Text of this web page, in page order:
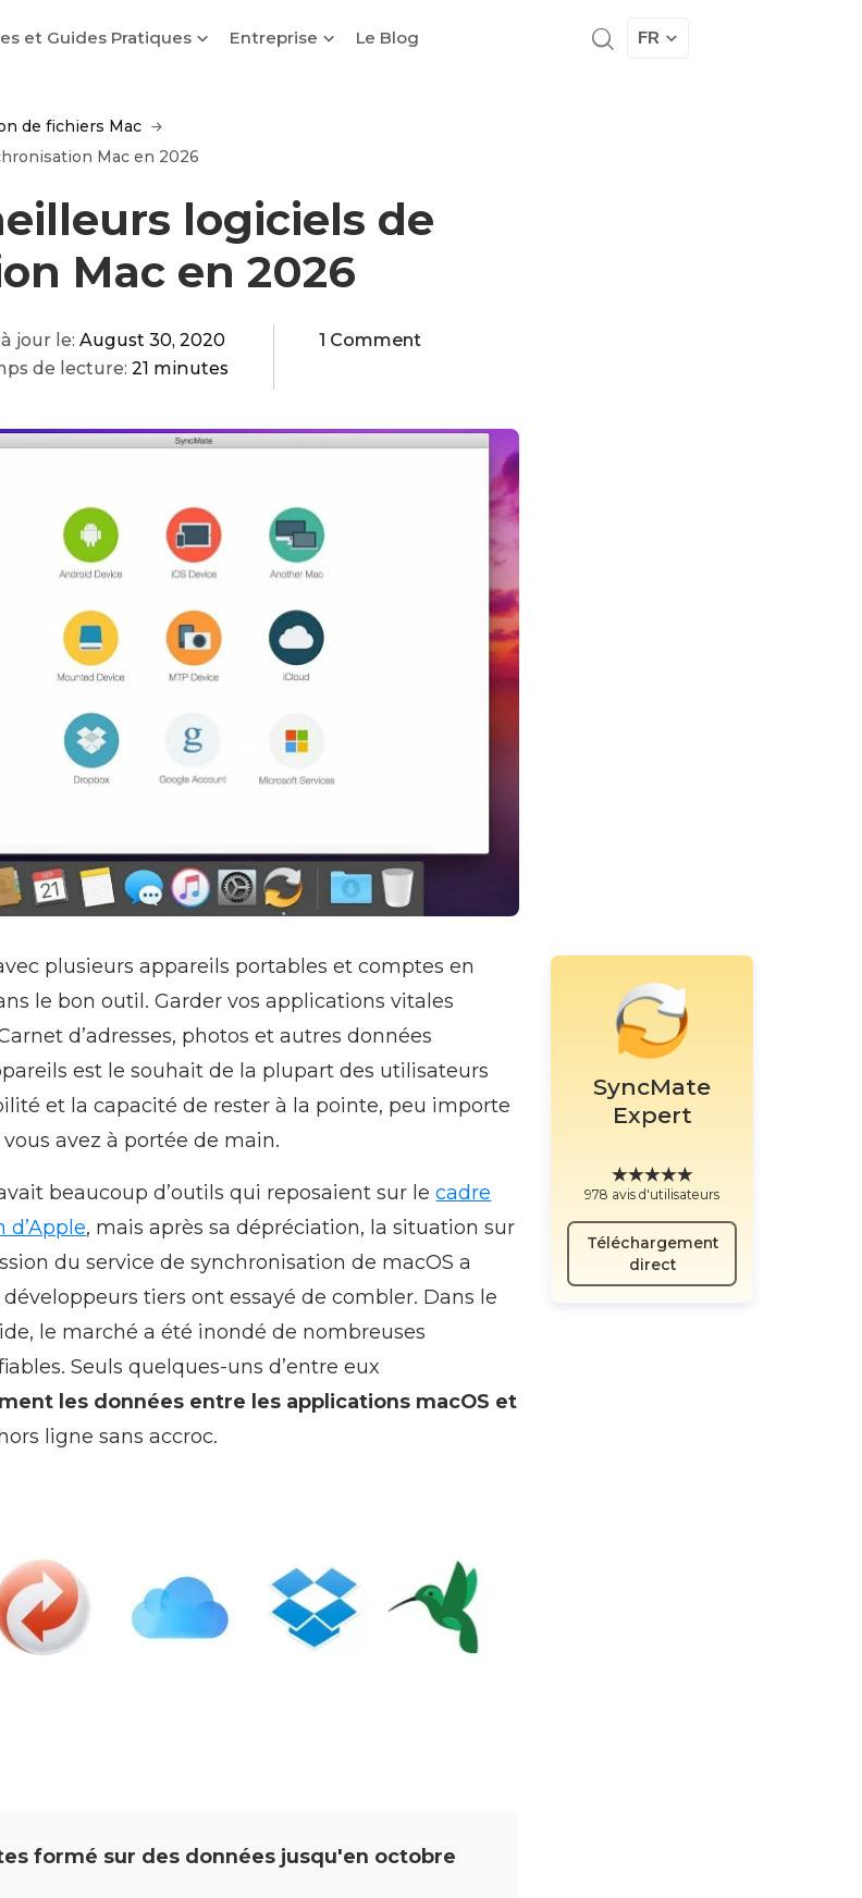
et Guides Pratiques Entreprise Le Blog FR
de fichiers Mac
Mac en 2026
logiciels de
Mac en 2026
jour le: August 30, 2020
de lecture: 21 minutes
1 Comment
plusieurs appareils portables et comptes en
le bon outil. Garder vos applications vitales
d’adresses, photos et autres données
est le souhait de la plupart des utilisateurs
et la capacité de rester à la pointe, peu importe
avez à portée de main.
beaucoup d’outils qui reposaient sur lecadre
d’Apple, mais après sa dépréciation, la situation sur
du service de synchronisation de macOS a
tiers ont essayé de combler. Dans le
le marché a été inondé de nombreuses
Seuls quelques-uns d’entre eux
les données entre les applications macOS et
ligne sans accroc.
formé sur des données jusqu'en octobre
SyncMate
Expert
978 avis d'utilisateurs
Téléchargement
direct